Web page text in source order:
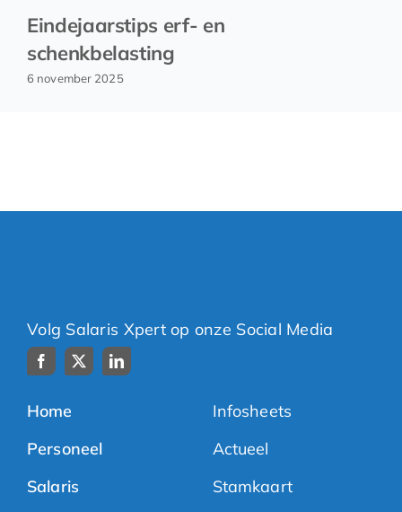
Eindejaarstips erf- en
schenkbelasting
6 november 2025
Volg Salaris Xpert op onze Social Media
Home
Personeel
Salaris
Infosheets
Actueel
Stamkaart